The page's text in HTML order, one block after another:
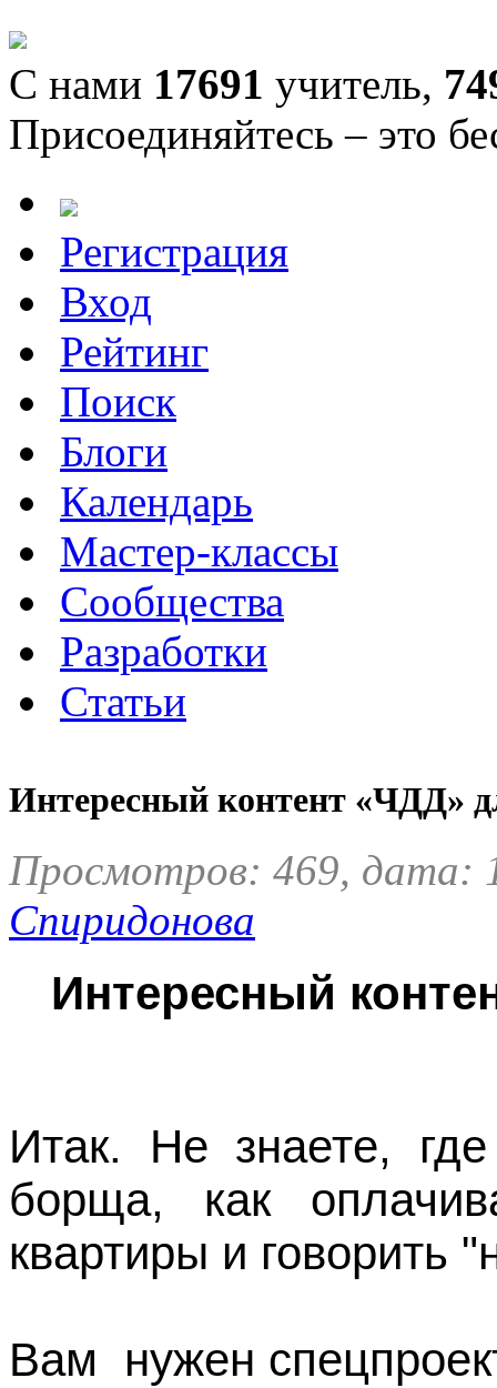
С нами 17691 учитель,
Присоединяйтесь – это
Регистрация
Вход
Рейтинг
Поиск
Блоги
Календарь
Мастер-классы
Сообщества
Разработки
Статьи
Интересный контент «ЧДД»
Просмотров: 469, дата:
Спиридонова
Интересный
Итак. Не знаете,
борща, как
квартиры и говорить
Вам нужен